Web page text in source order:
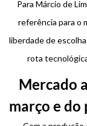
Para Márcio de
referência para o
liberdade de
rota
Mercado
março e